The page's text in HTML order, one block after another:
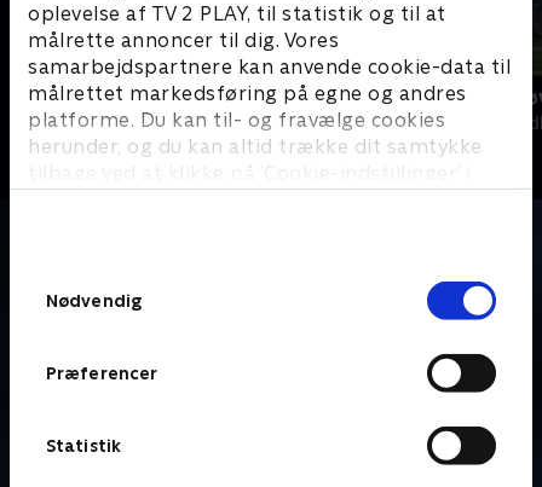
oplevelse af TV 2 PLAY, til statistik og til at
målrette annoncer til dig. Vores
samarbejdspartnere kan anvende cookie-data til
målrettet markedsføring på egne og andres
platforme. Du kan til- og fravælge cookies
herunder, og du kan altid trække dit samtykke
tilbage ved at klikke på ’Cookie-indstillinger’ i
Nødvendig
Præferencer
Statistik
Vinter-OL - Det kølige overblik
Skisport
Prytz på
Amerikansk